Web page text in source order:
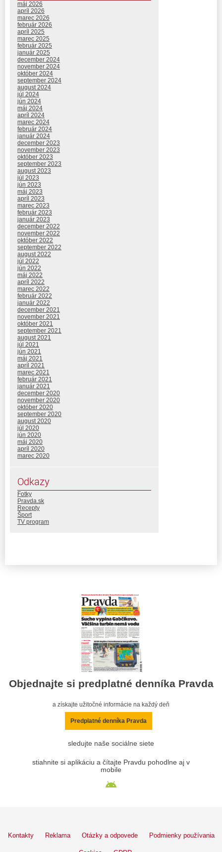
máj 2026
apríl 2026
marec 2026
február 2026
apríl 2025
marec 2025
február 2025
január 2025
december 2024
november 2024
október 2024
september 2024
august 2024
júl 2024
jún 2024
máj 2024
apríl 2024
marec 2024
február 2024
január 2024
december 2023
november 2023
október 2023
september 2023
august 2023
júl 2023
jún 2023
máj 2023
apríl 2023
marec 2023
február 2023
január 2023
december 2022
november 2022
október 2022
september 2022
august 2022
júl 2022
jún 2022
máj 2022
apríl 2022
marec 2022
február 2022
január 2022
december 2021
november 2021
október 2021
september 2021
august 2021
júl 2021
jún 2021
máj 2021
apríl 2021
marec 2021
február 2021
január 2021
december 2020
november 2020
október 2020
september 2020
august 2020
júl 2020
jún 2020
máj 2020
apríl 2020
marec 2020
Odkazy
Fotky
Pravda.sk
Recepty
Šport
TV program
Objednajte si predplatné denníka Pravda
a získajte užitočné informácie na každý deň
Predplatné denníka Pravda
sledujte naše sociálne siete
stiahnite si aplikáciu a čítajte Pravdu pohodlne aj v
mobile
Kontakty Reklama Otázky a odpovede Podmienky používania